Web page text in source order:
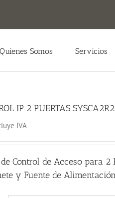
Quienes Somos Servicios
IP 2 PUERTAS
IVA
Control de Acceso
y Fuente de